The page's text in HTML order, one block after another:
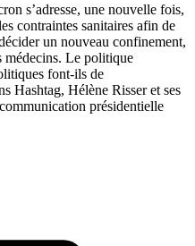
s’adresse, une nouvelle fois,
contraintes sanitaires afin de
un nouveau confinement,
médecins. Le politique
font-ils de
Hashtag, Hélène Risser et ses
présidentielle